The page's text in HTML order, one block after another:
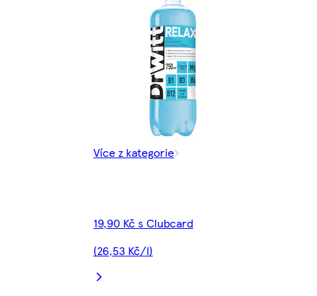
Více z kategorie
19,90 Kč s Clubcard
(26,53 Kč/l)